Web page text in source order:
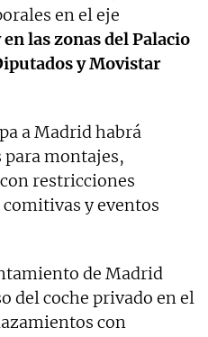
en el eje
las zonas del Palacio
y Movistar
a Madrid habrá
para montajes,
restricciones
y eventos
de Madrid
del coche privado en el
con